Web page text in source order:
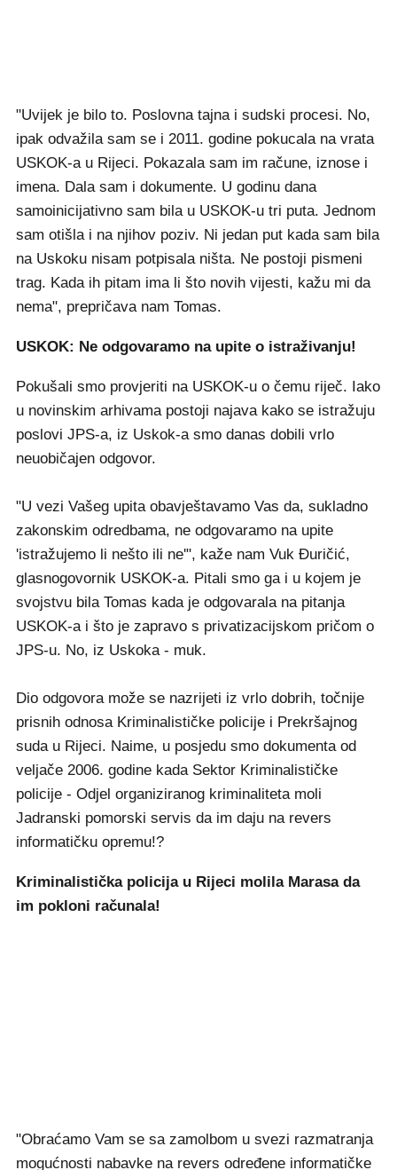
"Uvijek je bilo to. Poslovna tajna i sudski procesi. No,
ipak odvažila sam se i 2011. godine pokucala na vrata
USKOK-a u Rijeci. Pokazala sam im račune, iznose i
imena. Dala sam i dokumente. U godinu dana
samoinicijativno sam bila u USKOK-u tri puta. Jednom
sam otišla i na njihov poziv. Ni jedan put kada sam bila
na Uskoku nisam potpisala ništa. Ne postoji pismeni
trag. Kada ih pitam ima li što novih vijesti, kažu mi da
nema", prepričava nam Tomas.
USKOK: Ne odgovaramo na upite o istraživanju!
Pokušali smo provjeriti na USKOK-u o čemu riječ. Iako
u novinskim arhivama postoji najava kako se istražuju
poslovi JPS-a, iz Uskok-a smo danas dobili vrlo
neuobičajen odgovor.
"U vezi Vašeg upita obavještavamo Vas da, sukladno
zakonskim odredbama, ne odgovaramo na upite
'istražujemo li nešto ili ne'", kaže nam Vuk Đuričić,
glasnogovornik USKOK-a. Pitali smo ga i u kojem je
svojstvu bila Tomas kada je odgovarala na pitanja
USKOK-a i što je zapravo s privatizacijskom pričom o
JPS-u. No, iz Uskoka - muk.
Dio odgovora može se nazrijeti iz vrlo dobrih, točnije
prisnih odnosa Kriminalističke policije i Prekršajnog
suda u Rijeci. Naime, u posjedu smo dokumenta od
veljače 2006. godine kada Sektor Kriminalističke
policije - Odjel organiziranog kriminaliteta moli
Jadranski pomorski servis da im daju na revers
informatičku opremu!?
Kriminalistička policija u Rijeci molila Marasa da
im pokloni računala!
"Obraćamo Vam se sa zamolbom u svezi razmatranja
mogućnosti nabavke na revers određene informatičke